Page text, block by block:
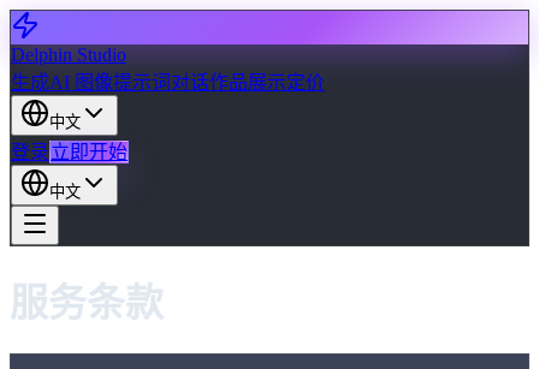
Delphin Studio
生成AI 图像提示词对话作品展示定价
中文
登录立即开始
中文
服务条款